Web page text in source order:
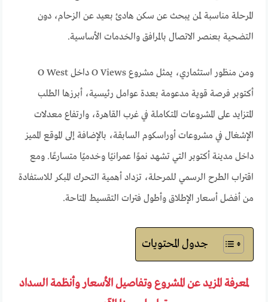
المرحلة مناسبة لمن يبحث عن سكن هادئ بعيد عن الزحام، دون
التضحية بعنصر الاتصال بالمرافق والخدمات الأساسية.
ومن منظور استثماري، يمثل مشروع O Views داخل O West
أكتوبر فرصة قوية مدعومة بعدة عوامل رئيسية، أبرزها الطلب
المتزايد على المشروعات المتكاملة في غرب القاهرة، وارتفاع معدلات
الإشغال في مشروعات أوراسكوم السابقة، بالإضافة إلى الموقع المميز
داخل مدينة أكتوبر التي تشهد نموًا عمرانيًا وخدميًا متسارعًا. ومع
اقتراب الطرح الرسمي للمرحلة، تزداد أهمية التحرك المبكر للاستفادة
من أفضل أسعار الإطلاق وأطول فترات التقسيط المتاحة.
جدول المحتويات
لمعرفة المزيد عن المشروع وتفاصيل الأسعار وأنظمة السداد